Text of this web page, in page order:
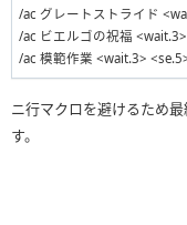
/ac グレートストライド
/ac ビエルゴの祝福 <wait.3>
/ac 模範作業 <wait.3>
ニ行マクロを避けるため
す。